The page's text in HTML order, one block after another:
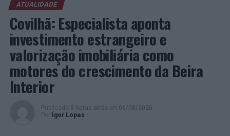
talento no setor.”
Estas distinções referem-se ao desempenho da rede em
2021, ano em que a RE/MAX Portugal realizou 80.229
transações de imóveis, o que revelou um aumento de
29,2% face ao ano anterior. Já no que diz respeito ao
valor dos imóveis comercializados, o crescimento foi
ainda mais superior, atingindo os 41%.
Foto: DR.
ATUALIDADE
Covilhã: Especialista aponta
investimento estrangeiro e
valorização imobiliária como
motores do crescimento da Beira
Interior
Publicado 9 horas atrás on 06/08/2026
Por
Ígor Lopes